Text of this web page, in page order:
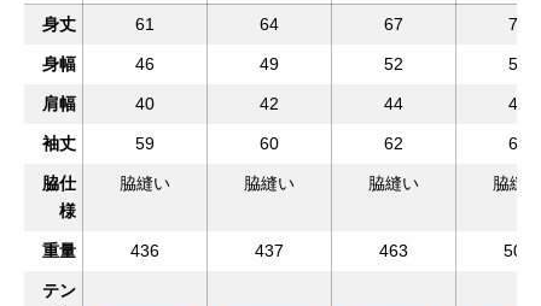
身丈 61 64 67 70
身幅 46 49 52 55
肩幅 40 42 44 46
袖丈 59 60 62 63
脇仕
様
脇縫い 脇縫い 脇縫い 脇縫
重量 436 437 463 501
テン